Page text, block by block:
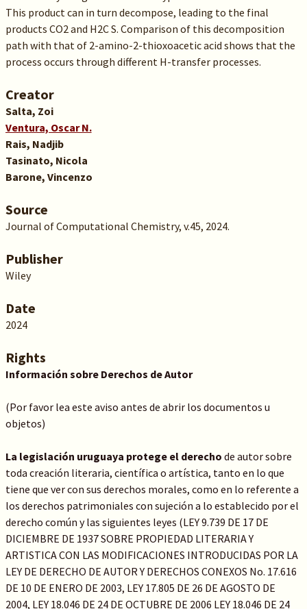
This product can in turn decompose, leading to the final
products CO2 and H2C S. Comparison of this decomposition
path with that of 2-amino-2-thioxoacetic acid shows that the
process occurs through different H-transfer processes.
Creator
Salta, Zoi
Ventura, Oscar N.
Rais, Nadjib
Tasinato, Nicola
Barone, Vincenzo
Source
Journal of Computational Chemistry, v.45, 2024.
Publisher
Wiley
Date
2024
Rights
Información sobre Derechos de Autor
(Por favor lea este aviso antes de abrir los documentos u
objetos)
La legislación uruguaya protege el derecho de autor sobre
toda creación literaria, científica o artística, tanto en lo que
tiene que ver con sus derechos morales, como en lo referente a
los derechos patrimoniales con sujeción a lo establecido por el
derecho común y las siguientes leyes (LEY 9.739 DE 17 DE
DICIEMBRE DE 1937 SOBRE PROPIEDAD LITERARIA Y
ARTISTICA CON LAS MODIFICACIONES INTRODUCIDAS POR LA
LEY DE DERECHO DE AUTOR Y DERECHOS CONEXOS No. 17.616
DE 10 DE ENERO DE 2003, LEY 17.805 DE 26 DE AGOSTO DE
2004, LEY 18.046 DE 24 DE OCTUBRE DE 2006 LEY 18.046 DE 24